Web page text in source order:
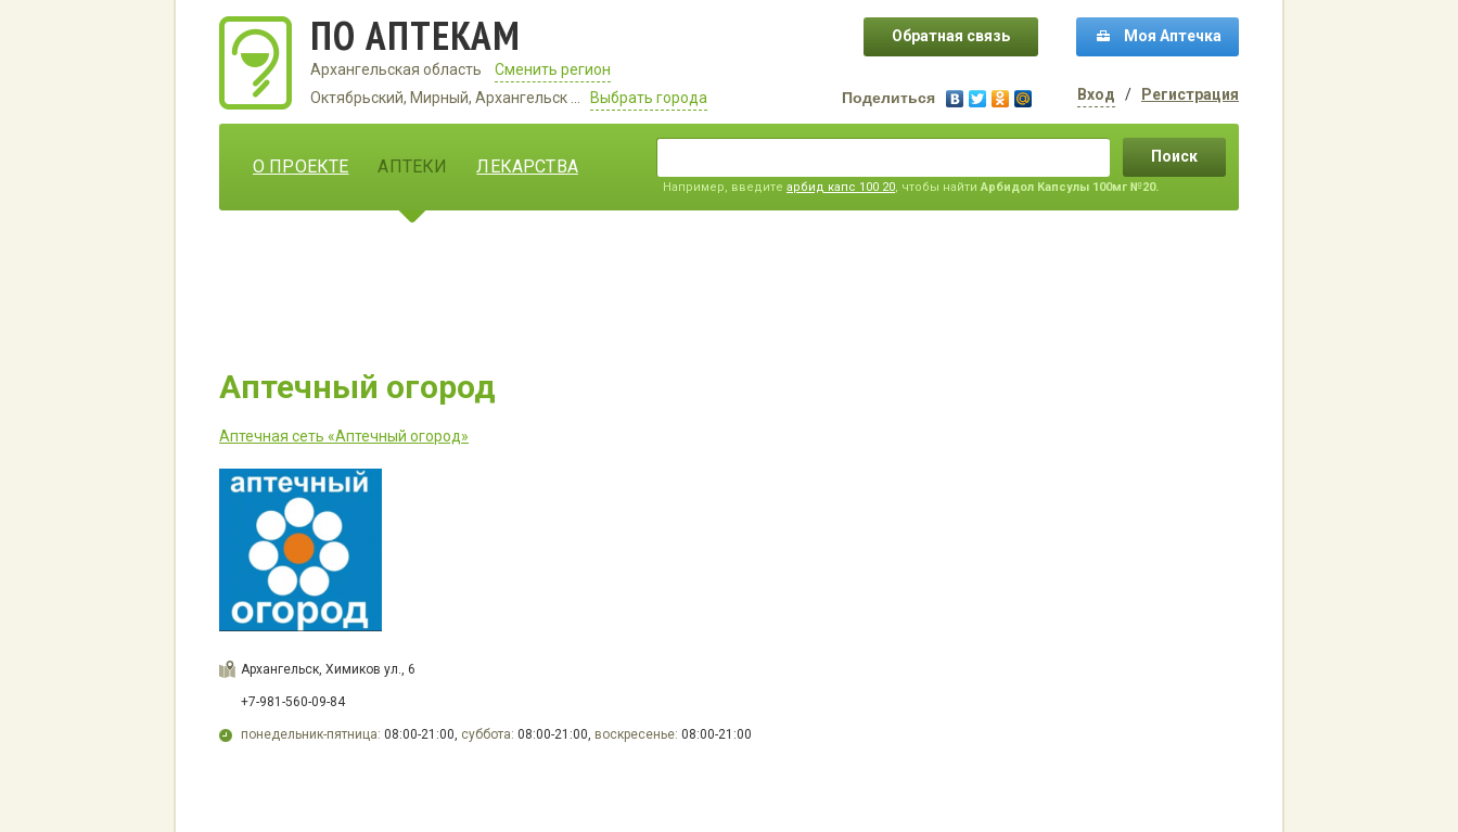
ПО АПТЕКАМ
Архангельская область
Сменить регион
Октябрьский, Мирный, Архангельск ...
Выбрать города
Обратная связь
Поделиться
Моя Аптечка
Вход / Регистрация
О ПРОЕКТЕ АПТЕКИ ЛЕКАРСТВА Поиск
Например, введите арбид капс 100 20, чтобы найти Арбидол Капсулы 100мг №20.
Аптечный огород
Аптечная сеть «Аптечный огород»
Архангельск, Химиков ул., 6
+7-981-560-09-84
понедельник-пятница: 08:00-21:00, суббота: 08:00-21:00, воскресенье: 08:00-21:00